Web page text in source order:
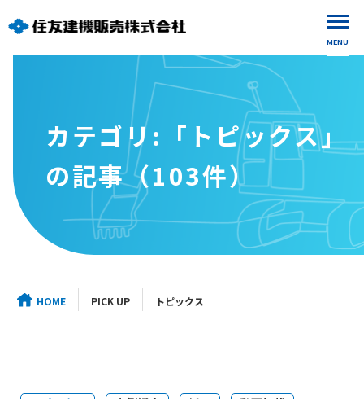
MENU
カテゴリ:「トピックス」
の記事（103件）
HOME PICK UP トピックス